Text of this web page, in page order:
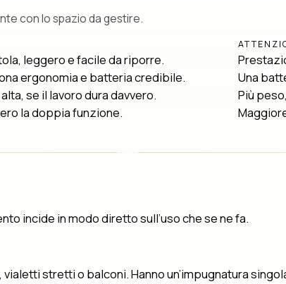
con lo spazio da gestire.
leggero e facile da riporre.
ergonomia e batteria credibile.
Una
se il lavoro dura davvero.
Più
la doppia funzione.
incide in modo diretto sull’uso che se ne fa.
stretti o balconi. Hanno un’impugnatura